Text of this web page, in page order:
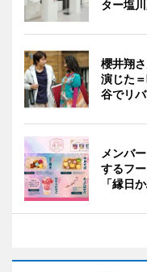
ター塩
櫻井翔
演じた
谷でリ
メンバ
するフ
「縁日